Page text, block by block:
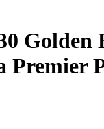
Golden
Premier